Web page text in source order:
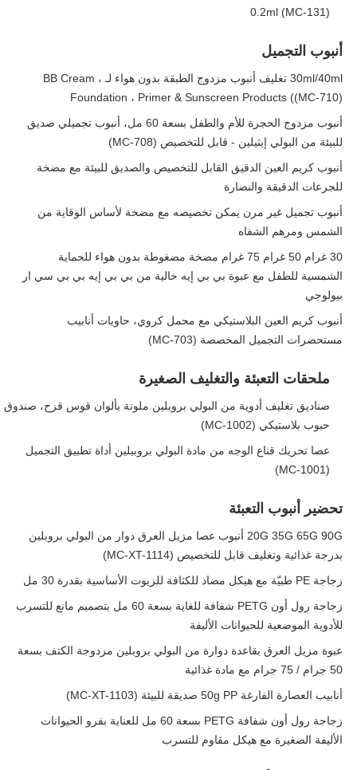
0.2ml (MC-131)
أنبوب التجميل
30ml/40ml تغليف أنبوب مزدوج الطبقة بدون هواء لـ BB Cream ،
Foundation ، Primer & Sunscreen Products ((MC-710)
أنبوب مزدوج الحجرة للأم والطفل بسعة 60 مل، أنبوب تجميلي صديق
للبيئة من البولي إيثيلين - قابل للتخصيص (MC-708)
أنبوب كريم العين الدقيق القابل للتخصيص والصديق للبيئة مع مضخة
للجرعات الدقيقة والنضارة
أنبوب تجميل غير مرن يمكن تخصيصه مع مضخة لأساس الوقاية من
الشمس ومرهم الشفاه
30 غرام 50 غرام 75 غرام مضخة مضغوطة بدون هواء للحماية
الشمسية للطفل مع عبوة بي بي إيه خالية من بي بي إيه بي بي سي ار
بيولوجي
أنبوب كريم العين البلاستيكي مع محمل كروي، حاويات أنابيب
مستحضرات التجميل المخصصة (MC-703)
ملحقات التعبئة والتغليف الصغيرة
صناديق تغليف أدوية من البولي بروبلين ملونة بألوان قوس قزح، صندوق
حبوب بلاستيكي (MC-1002)
عصا تحريك قناع الوجه من مادة البولي بروبيلين أداة تطبيق التجميل
(MC-1001)
تحضير أنبوب التعبئة
20G 35G 65G 90G أنبوب عصا مزيل العرق دوار من البولي بروبلين
بدرجة غذائية وتغليف قابل للتخصيص (MC-XT-1114)
زجاجة PE طبيّة مع هيكل مضاد للكثافة للزيوت الأساسية بقدرة 30 مل
زجاجة رول أون PETG شفافة للغاية بسعة 60 مل بتصميم مانع للتسرب
للأدوية الموضعية للحيوانات الأليفة
عبوة مزيل العرق بقاعدة دوارة من البولي بروبلين مزدوجة الكتف بسعة
50 جرام / 75 جرام مع مادة غذائية
أنابيب العصارة الفارغة 50g PP صديقة للبيئة (MC-XT-1103)
زجاجة رول أون شفافة PETG بسعة 60 مل للعناية بفرو الحيوانات
الأليفة الصغيرة مع هيكل مقاوم للتسرب